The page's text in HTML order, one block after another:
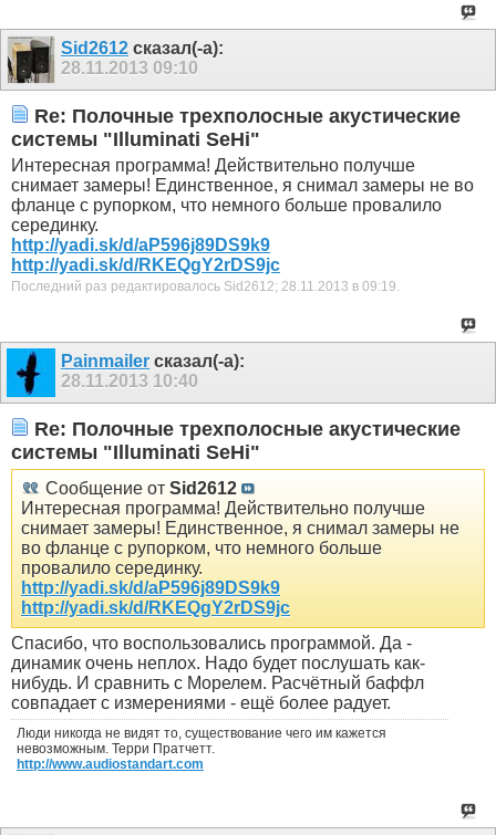
Sid2612 сказал(-а):
28.11.2013 09:10
Re: Полочные трехполосные акустические
системы "Illuminati SeHi"
Интересная программа! Действительно получше
снимает замеры! Единственное, я снимал замеры не во
фланце с рупорком, что немного больше провалило
серединку.
http://yadi.sk/d/aP596j89DS9k9
http://yadi.sk/d/RKEQgY2rDS9jc
Последний раз редактировалось Sid2612; 28.11.2013 в 09:19.
Painmailer сказал(-а):
28.11.2013 10:40
Re: Полочные трехполосные акустические
системы "Illuminati SeHi"
Сообщение от Sid2612
Интересная программа! Действительно получше
снимает замеры! Единственное, я снимал замеры не
во фланце с рупорком, что немного больше
провалило серединку.
http://yadi.sk/d/aP596j89DS9k9
http://yadi.sk/d/RKEQgY2rDS9jc
Спасибо, что воспользовались программой. Да -
динамик очень неплох. Надо будет послушать как-
нибудь. И сравнить с Морелем. Расчётный баффл
совпадает с измерениями - ещё более радует.
Люди никогда не видят то, существование чего им кажется
невозможным. Терри Пратчетт.
http://www.audiostandart.com